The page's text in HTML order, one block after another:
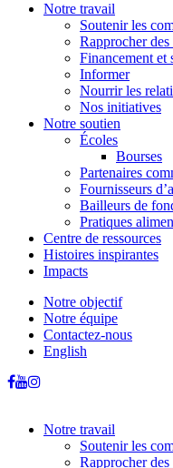
Notre travail
Soutenir les
Rapprocher
Financement et
Informer
Nourrir les
Nos initiatives
Notre soutien
Écoles
Bourses
Partenaires
Fournisseurs
Bailleurs de
Pratiques
Centre de ressources
Histoires inspirantes
Impacts
Notre objectif
Notre équipe
Contactez-nous
English
Notre travail
Soutenir les
Rapprocher